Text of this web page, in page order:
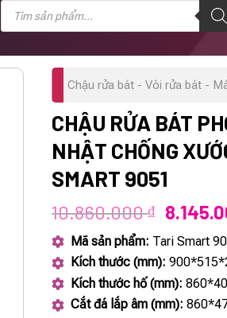
Tìm
kiếm
phẩm
Chậu rửa bát - Vòi rửa bát -
CHẬU RỬA BÁT
NHẬT CHỐNG
SMART 9051
10.860.000₫
Giá
gốc
là:
Mã sản phẩm: Tari Smart
Kích thước (mm):
Kích thước hố (mm):
Cắt đá lắp âm (mm):